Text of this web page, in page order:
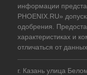
информации
PHOENIX.RU»
одобрения.
характеристиках и
отличаться от
г. Казань улица